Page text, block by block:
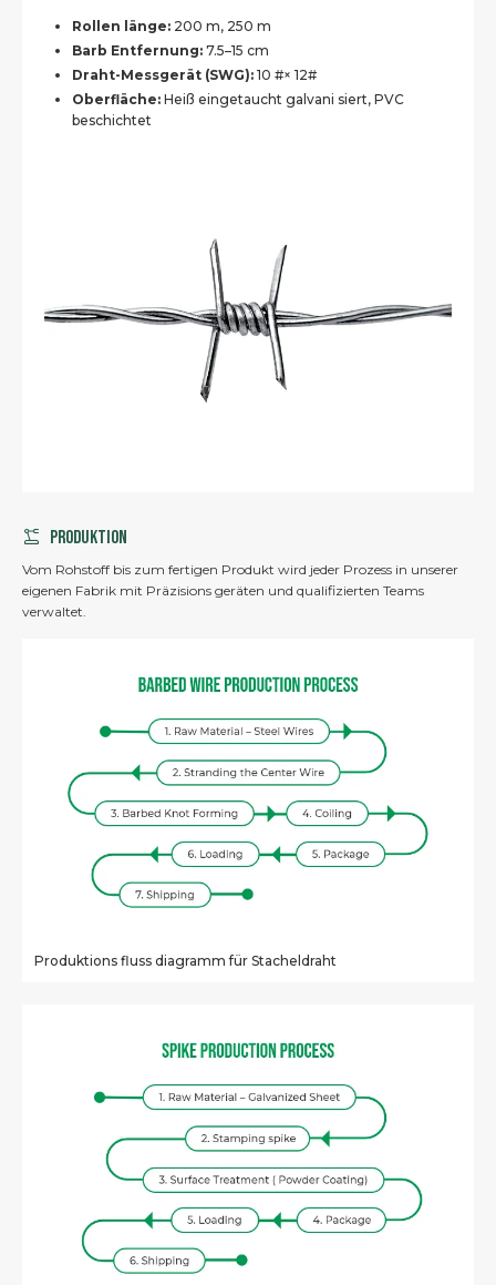
Rollen länge: 200 m, 250 m
Barb Entfernung: 7.5–15 cm
Draht-Messgerät (SWG): 10 #× 12#
Oberfläche: Heiß eingetaucht galvani siert, PVC
beschichtet
Produktion
Vom Rohstoff bis zum fertigen Produkt wird jeder Prozess in unserer
eigenen Fabrik mit Präzisions geräten und qualifizierten Teams
verwaltet.
Produktions fluss diagramm für Stacheldraht